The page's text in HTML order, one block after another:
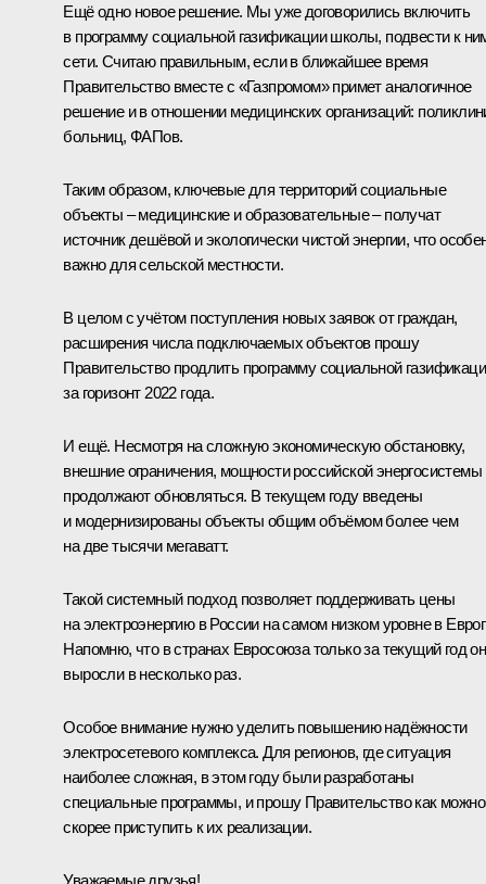
Ещё одно новое решение. Мы уже договорились включить
в программу социальной газификации школы, подвести к
сети. Считаю правильным, если в ближайшее время
Правительство вместе с «Газпромом» примет аналогичное
решение и в отношении медицинских организаций:
больниц, ФАПов.
Таким образом, ключевые для территорий социальные
объекты – медицинские и образовательные – получат
источник дешёвой и экологически чистой энергии, что
важно для сельской местности.
В целом с учётом поступления новых заявок от граждан,
расширения числа подключаемых объектов прошу
Правительство продлить программу социальной
за горизонт 2022 года.
И ещё. Несмотря на сложную экономическую обстановку,
внешние ограничения, мощности российской энергосистемы
продолжают обновляться. В текущем году введены
и модернизированы объекты общим объёмом более чем
на две тысячи мегаватт.
Такой системный подход позволяет поддерживать цены
на электроэнергию в России на самом низком уровне в
Напомню, что в странах Евросоюза только за текущий год
выросли в несколько раз.
Особое внимание нужно уделить повышению надёжности
электросетевого комплекса. Для регионов, где ситуация
наиболее сложная, в этом году были разработаны
специальные программы, и прошу Правительство как можно
скорее приступить к их реализации.
Уважаемые друзья!